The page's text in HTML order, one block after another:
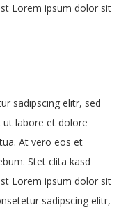
Lorem ipsum dolor sit
sadipscing elitr, sed
labore et dolore
At vero eos et
Stet clita kasd
Lorem ipsum dolor sit
sadipscing elitr,